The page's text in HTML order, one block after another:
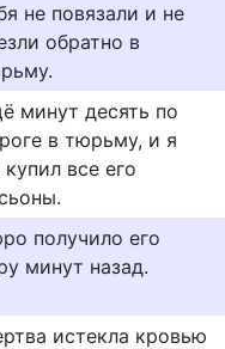
не повязали и не
обратно в
минут десять по
в тюрьму, и я
все его
получило его
минут назад.
истекла кровью